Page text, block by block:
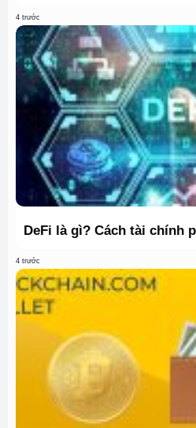
4 trước
DeFi là gì? Cách tài chính
4 trước